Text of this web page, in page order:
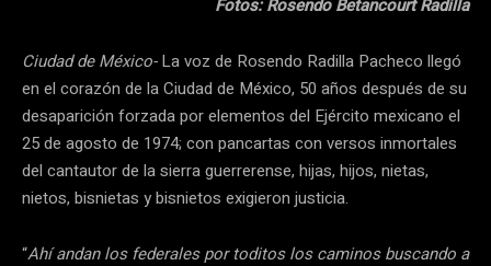
Fotos: Rosendo Betancourt Radilla
Ciudad de México-La voz de Rosendo Radilla Pacheco llegó
en el corazón de la Ciudad de México, 50 años después de su
desaparición forzada por elementos del Ejército mexicano el
25 de agosto de 1974; con pancartas con versos inmortales
del cantautor de la sierra guerrerense, hijas, hijos, nietas,
nietos, bisnietas y bisnietos exigieron justicia.
“Ahí andan los federales por toditos los caminos buscando a